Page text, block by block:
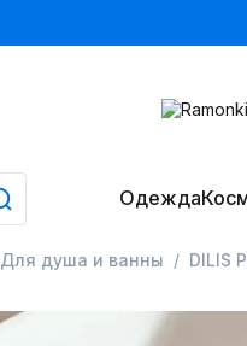
Одежда
Для душа и ванны DILIS